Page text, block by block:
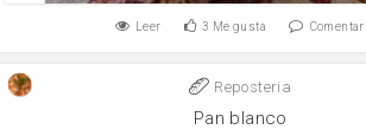
Leer 3 Me gusta Comentar
Reposteria
Pan blanco